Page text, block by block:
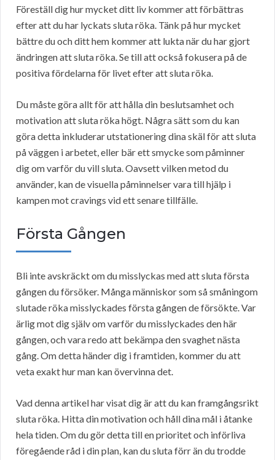
Föreställ dig hur mycket ditt liv kommer att förbättras
efter att du har lyckats sluta röka. Tänk på hur mycket
bättre du och ditt hem kommer att lukta när du har gjort
ändringen att sluta röka. Se till att också fokusera på de
positiva fördelarna för livet efter att sluta röka.
Du måste göra allt för att hålla din beslutsamhet och
motivation att sluta röka högt. Några sätt som du kan
göra detta inkluderar utstationering dina skäl för att sluta
på väggen i arbetet, eller bär ett smycke som påminner
dig om varför du vill sluta. Oavsett vilken metod du
använder, kan de visuella påminnelser vara till hjälp i
kampen mot cravings vid ett senare tillfälle.
Första Gången
Bli inte avskräckt om du misslyckas med att sluta första
gången du försöker. Många människor som så småningom
slutade röka misslyckades första gången de försökte. Var
ärlig mot dig själv om varför du misslyckades den här
gången, och vara redo att bekämpa den svaghet nästa
gång. Om detta händer dig i framtiden, kommer du att
veta exakt hur man kan övervinna det.
Vad denna artikel har visat dig är att du kan framgångsrikt
sluta röka. Hitta din motivation och håll dina mål i åtanke
hela tiden. Om du gör detta till en prioritet och införliva
föregående råd i din plan, kan du sluta förr än du trodde